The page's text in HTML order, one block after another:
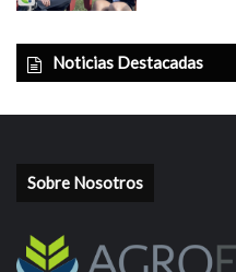
Noticias Destacadas
Sobre Nosotros